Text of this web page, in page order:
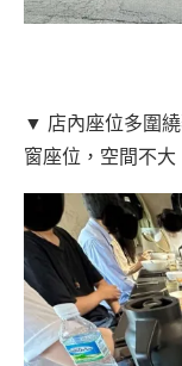
▼ 店內座位多圍
窗座位，空間不